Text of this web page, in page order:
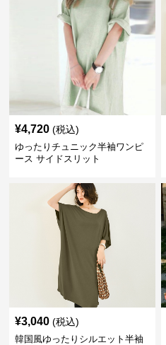
¥4,720 (税込)
ゆったりチュニック半袖ワンピ
ース サイドスリット
¥3,040 (税込)
韓国風ゆったりシルエット半袖